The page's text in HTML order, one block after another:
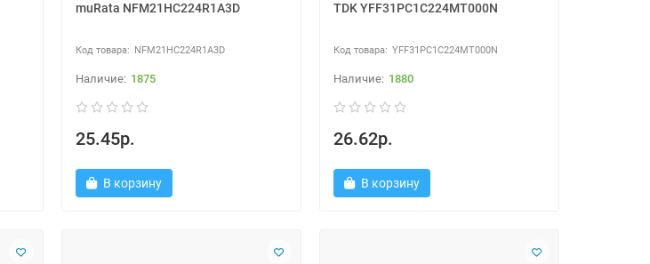
muRata NFM21HC224R1A3D
NFM21HC224R1A3D
1875
25.45р.
В корзину
TDK YFF31PC1C224MT000N
YFF31PC1C224MT000N
1880
26.62р.
В корзину